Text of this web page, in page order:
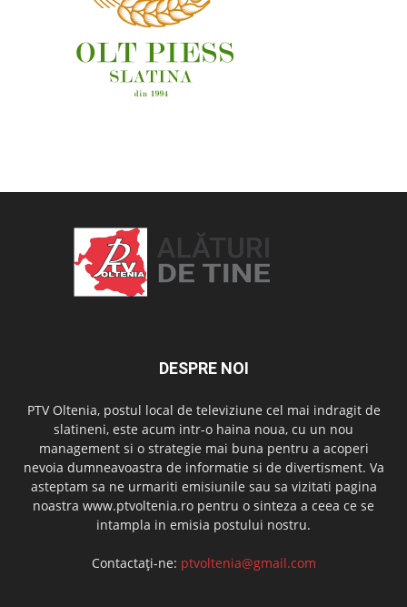
DESPRE NOI
PTV Oltenia, postul local de televiziune cel mai indragit de
slatineni, este acum intr-o haina noua, cu un nou
management si o strategie mai buna pentru a acoperi
nevoia dumneavoastra de informatie si de divertisment. Va
asteptam sa ne urmariti emisiunile sau sa vizitati pagina
noastra www.ptvoltenia.ro pentru o sinteza a ceea ce se
intampla in emisia postului nostru.
Contactați-ne: ptvoltenia@gmail.com